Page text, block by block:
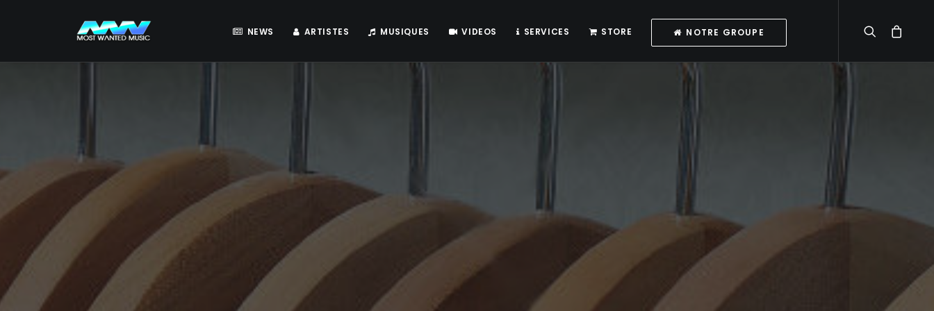
NEWS ARTISTES MUSIQUES VIDEOS SERVICES STORE NOTRE GROUPE